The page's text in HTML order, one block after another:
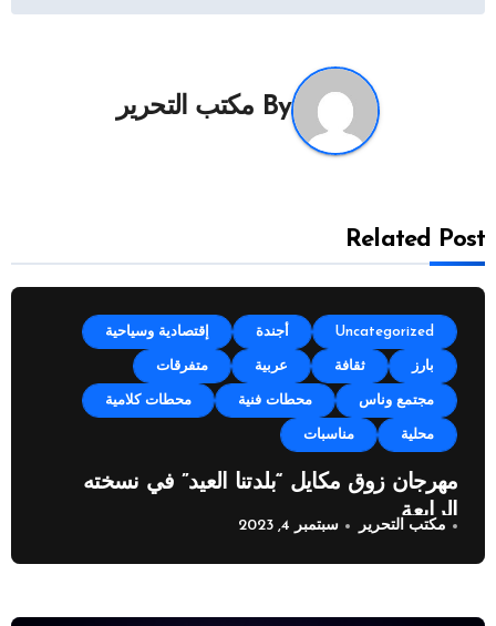
By مكتب التحرير
Related Post
Uncategorized أجندة إقتصادية وسياحية
بارز ثقافة عربية متفرقات
مجتمع وناس محطات فنية محطات كلامية
محلية مناسبات
مهرجان زوق مكايل “بلدتنا العيد” في نسخته
الرابعة
مكتب التحرير سبتمبر 4, 2023